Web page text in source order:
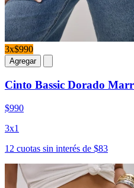
3x$990
Agregar
Cinto Bassic Dorado
$990
3x1
12 cuotas sin interés de $83